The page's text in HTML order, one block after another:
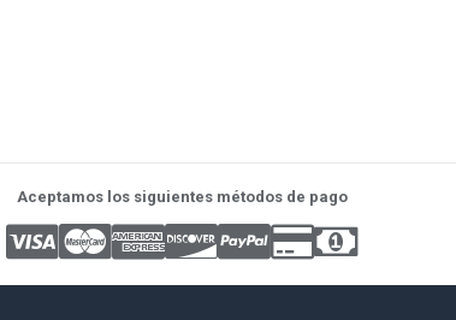
Aceptamos los siguientes métodos de pago